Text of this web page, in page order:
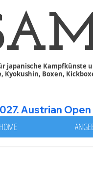
japanische Kampfkünste
Kyokushin, Boxen,
2027. Austrian
HOME